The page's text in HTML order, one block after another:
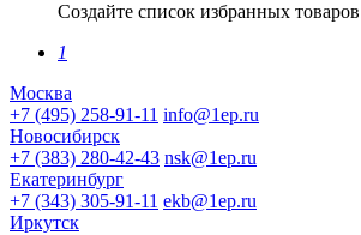
Создайте список избранных товаров
1
Москва
+7 (495) 258-91-11 info@1ep.ru
Новосибирск
+7 (383) 280-42-43 nsk@1ep.ru
Екатеринбург
+7 (343) 305-91-11 ekb@1ep.ru
Иркутск